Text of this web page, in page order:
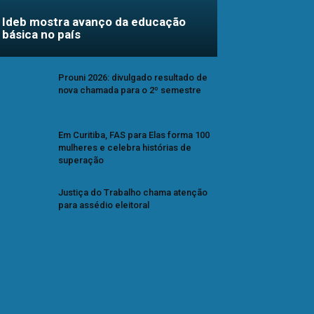
Ideb mostra avanço da educação
básica no país
Prouni 2026: divulgado resultado de
nova chamada para o 2º semestre
Em Curitiba, FAS para Elas forma 100
mulheres e celebra histórias de
superação
Justiça do Trabalho chama atenção
para assédio eleitoral